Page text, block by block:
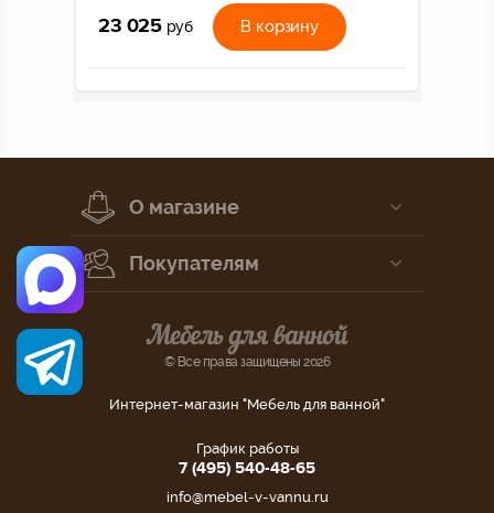
23 025 руб В корзину
О магазине
Покупателям
© Все права защищены 2026
Интернет-магазин "Мебель для ванной"
График работы
7 (495) 540-48-65
info@mebel-v-vannu.ru